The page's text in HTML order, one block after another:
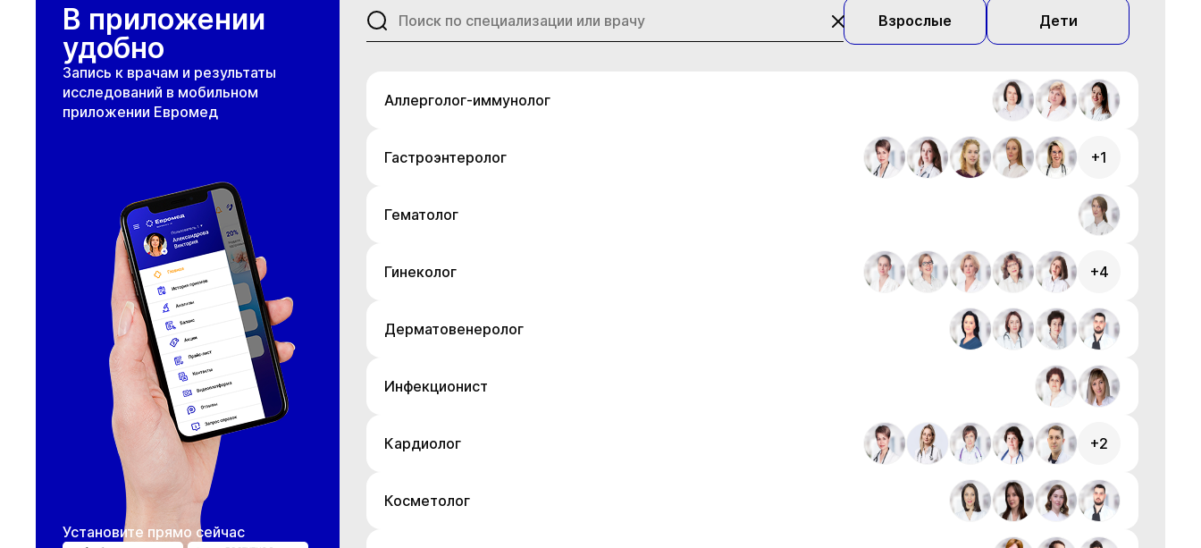
В приложении
удобно
Запись к врачам и результаты
исследований в мобильном
приложении Евромед
Установите прямо сейчас
Взрослые Дети
Аллерголог-иммунолог
Гастроэнтеролог +1
Гематолог
Гинеколог +4
Дерматовенеролог
Инфекционист
Кардиолог +2
Косметолог